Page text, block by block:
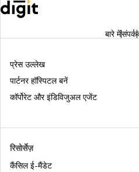
बिना ओटीपी के आधार
पैन कार्ड बनाम आधार
बारे मेंसंपर्क
रिसोर्सेज़
कैंसिल ई-मैंडेट
प्रेस उल्लेख
पार्टनर हॉस्पिटल बनें
कॉर्पोरेट और इंडिविजुअल एजेंट